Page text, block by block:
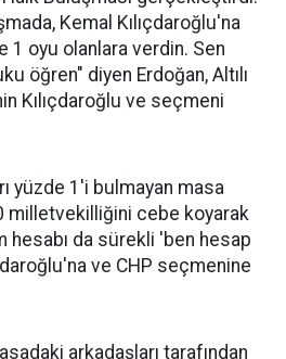
Kemal Kılıçdaroğlu'na
1 oyu olanlara verdin. Sen
öğren" diyen Erdoğan, Altılı
Kılıçdaroğlu ve seçmeni
yüzde 1'i bulmayan masa
milletvekilliğini cebe koyarak
hesabı da sürekli 'ben hesap
ve CHP seçmenine
arkadaşları tarafından